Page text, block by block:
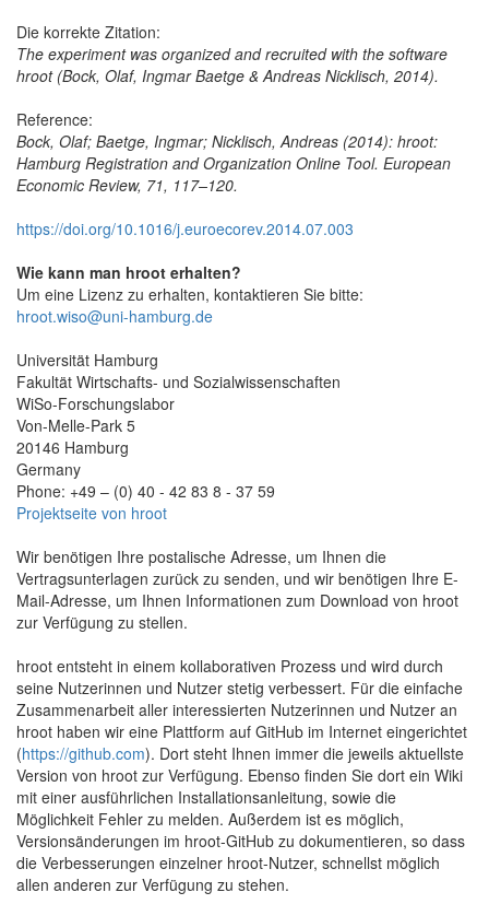
Die korrekte Zitation:
The experiment was organized and recruited with the software
hroot (Bock, Olaf, Ingmar Baetge & Andreas Nicklisch, 2014).
Reference:
Bock, Olaf; Baetge, Ingmar; Nicklisch, Andreas (2014): hroot:
Hamburg Registration and Organization Online Tool. European
Economic Review, 71, 117–120.
https://doi.org/10.1016/j.euroecorev.2014.07.003
Wie kann man hroot erhalten?
Um eine Lizenz zu erhalten, kontaktieren Sie bitte:
hroot.wiso@uni-hamburg.de
Universität Hamburg
Fakultät Wirtschafts- und Sozialwissenschaften
WiSo-Forschungslabor
Von-Melle-Park 5
20146 Hamburg
Germany
Phone: +49 – (0) 40 - 42 83 8 - 37 59
Projektseite von hroot
Wir benötigen Ihre postalische Adresse, um Ihnen die
Vertragsunterlagen zurück zu senden, und wir benötigen Ihre E-
Mail-Adresse, um Ihnen Informationen zum Download von hroot
zur Verfügung zu stellen.
hroot entsteht in einem kollaborativen Prozess und wird durch
seine Nutzerinnen und Nutzer stetig verbessert. Für die einfache
Zusammenarbeit aller interessierten Nutzerinnen und Nutzer an
hroot haben wir eine Plattform auf GitHub im Internet eingerichtet
(https://github.com). Dort steht Ihnen immer die jeweils aktuellste
Version von hroot zur Verfügung. Ebenso finden Sie dort ein Wiki
mit einer ausführlichen Installationsanleitung, sowie die
Möglichkeit Fehler zu melden. Außerdem ist es möglich,
Versionsänderungen im hroot-GitHub zu dokumentieren, so dass
die Verbesserungen einzelner hroot-Nutzer, schnellst möglich
allen anderen zur Verfügung zu stehen.